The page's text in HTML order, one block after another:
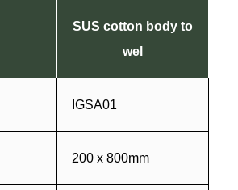
SUS cotton body to
wel
IGSA01
200 x 800mm